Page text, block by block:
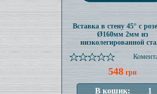
Вставка в стену 45° с
Ø160мм 2мм из
низколегированной
548грн